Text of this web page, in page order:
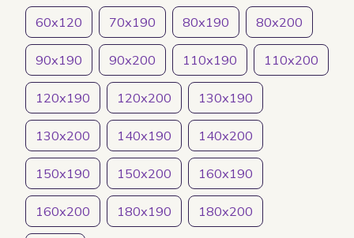
60х120 70х190 80х190 80х200
90х190 90х200 110х190 110х200
120х190 120х200 130х190
130х200 140х190 140х200
150х190 150х200 160х190
160х200 180х190 180х200